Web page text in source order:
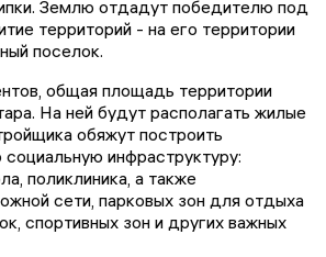
Землю отдадут победителю под
территорий - на его территории
поселок.
общая площадь территории
На ней будут располагать жилые
обяжут построить
инфраструктуру:
поликлиника, а также
сети, парковых зон для отдыха
спортивных зон и других важных